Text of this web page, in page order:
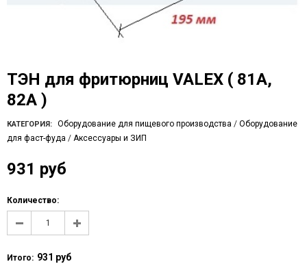
ТЭН для фритюрниц VALEX ( 81A,
82А )
КАТЕГОРИЯ: Оборудование для пищевого производства / Оборудование
для фаст-фуда / Аксессуары и ЗИП
931 руб
Количество:
Итого: 931 руб